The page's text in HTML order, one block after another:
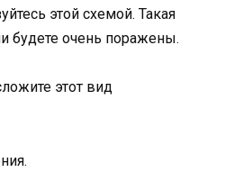
этой схемой. Такая
будете очень поражены.
этот вид